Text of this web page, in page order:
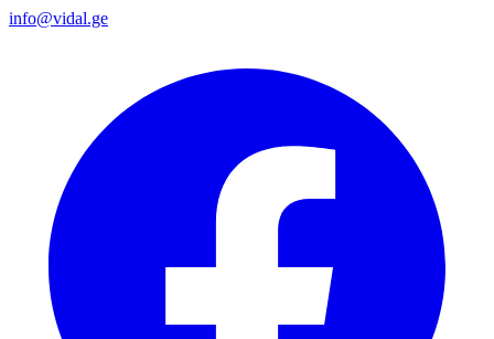
info@vidal.ge